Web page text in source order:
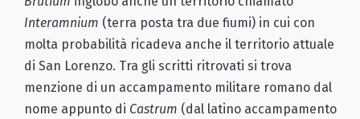
Interamnium (terra posta tra due fiumi) in cui con
molta probabilità ricadeva anche il territorio attuale
di San Lorenzo. Tra gli scritti ritrovati si trova
menzione di un accampamento militare romano dal
nome appunto di Castrum (dal latino accampamento